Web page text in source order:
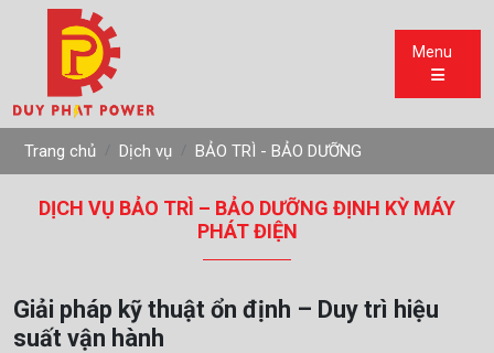
Menu
Trang chủ Dịch vụ BẢO TRÌ - BẢO DƯỠNG
DỊCH VỤ BẢO TRÌ – BẢO DƯỠNG ĐỊNH KỲ MÁY
PHÁT ĐIỆN
Giải pháp kỹ thuật ổn định – Duy trì hiệu
suất vận hành